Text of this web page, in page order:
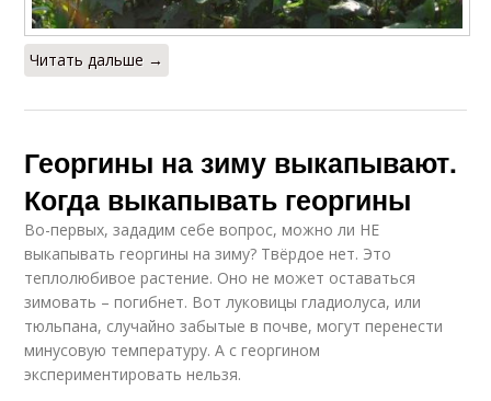
Читать дальше →
Георгины на зиму выкапывают.
Когда выкапывать георгины
Во-первых, зададим себе вопрос, можно ли НЕ
выкапывать георгины на зиму? Твёрдое нет. Это
теплолюбивое растение. Оно не может оставаться
зимовать – погибнет. Вот луковицы гладиолуса, или
тюльпана, случайно забытые в почве, могут перенести
минусовую температуру. А с георгином
экспериментировать нельзя.